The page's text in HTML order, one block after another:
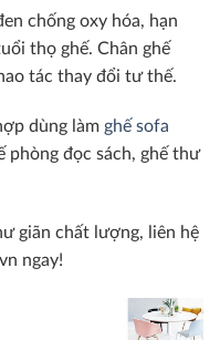
chống oxy hóa, hạn
thọ ghế. Chân ghế
tác thay đổi tư thế.
dùng làm ghế sofa
phòng đọc sách, ghế thư
giãn chất lượng, liên hệ
ngay!